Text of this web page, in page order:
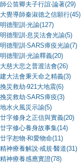
師公笛卿夫子行誼‧論著(29)
大覺導師秦淑德之信願行(45)
明德聖訓‧光諭(127)
明德聖訓‧息災法會光諭(5)
明德聖訓‧SARS瘴疫光諭(7)
明德聖訓‧光諭釋義(20)
大慈大悲之普渡法會(26)
建大法會秉天命之精義(3)
挽災救劫‧921大地震(6)
挽災救劫‧SARS瘴疫(3)
地水火風災示諭(5)
廿字修身之正信與實義(20)
廿字修心養身故事集(14)
廿字恕物‧和愛物命(11)
精神療養解說‧戒規‧醫道(31)
精神療養感應實證(78)